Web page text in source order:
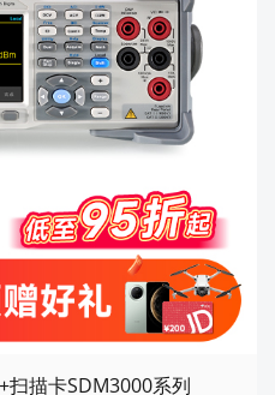
扫描卡SDM3000系列